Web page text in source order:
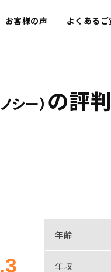
お客様の声 よくあるご
シー） の評
年齢
年収